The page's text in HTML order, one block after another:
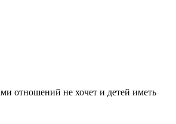
отношений не хочет и детей иметь